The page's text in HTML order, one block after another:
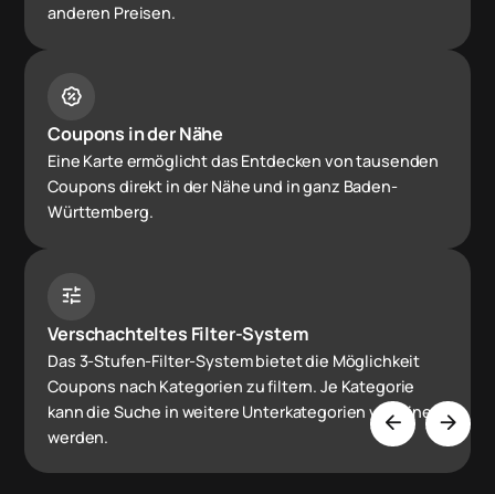
anderen Preisen.
percent_discount
Coupons in der Nähe
Eine Karte ermöglicht das Entdecken von tausenden
Coupons direkt in der Nähe und in ganz Baden-
Württemberg.
tune
Verschachteltes Filter-System
Das 3-Stufen-Filter-System bietet die Möglichkeit
Coupons nach Kategorien zu filtern. Je Kategorie
kann die Suche in weitere Unterkategorien verfeinert
werden.
arrow_back arrow_forward